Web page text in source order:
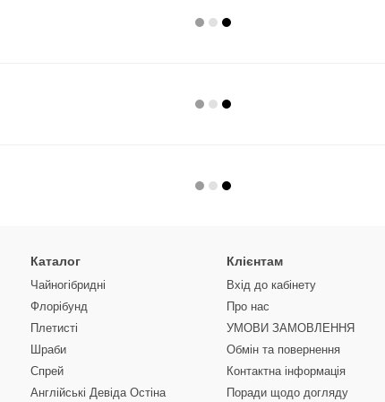
Каталог
Чайногібридні
Флорібунд
Плетисті
Шраби
Спрей
Англійські Девіда Остіна
Клієнтам
Вхід до кабінету
Про нас
УМОВИ ЗАМОВЛЕННЯ
Обмін та повернення
Контактна інформація
Поради щодо догляду